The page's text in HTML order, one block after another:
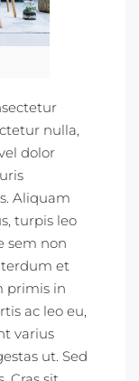
nulla,
dolor
Aliquam
turpis leo
sem non
et
primis in
ac leo eu,
varius
ut. Sed